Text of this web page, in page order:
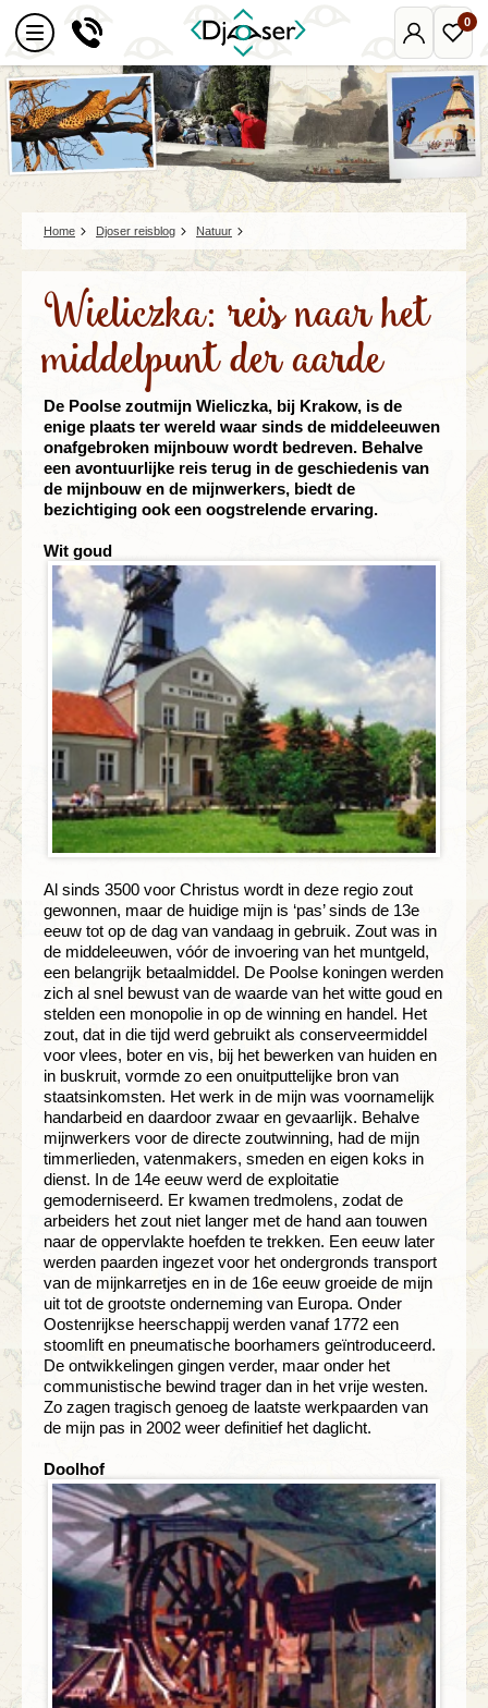
Mijn
Djoser
0
Home Djoser reisblog Natuur
Wieliczka: reis naar het
middelpunt der aarde
De Poolse zoutmijn Wieliczka, bij Krakow, is de
enige plaats ter wereld waar sinds de middeleeuwen
onafgebroken mijnbouw wordt bedreven. Behalve
een avontuurlijke reis terug in de geschiedenis van
de mijnbouw en de mijnwerkers, biedt de
bezichtiging ook een oogstrelende ervaring.
Wit goud
Al sinds 3500 voor Christus wordt in deze regio zout
gewonnen, maar de huidige mijn is ‘pas’ sinds de 13e
eeuw tot op de dag van vandaag in gebruik. Zout was in
de middeleeuwen, vóór de invoering van het muntgeld,
een belangrijk betaalmiddel. De Poolse koningen werden
zich al snel bewust van de waarde van het witte goud en
stelden een monopolie in op de winning en handel. Het
zout, dat in die tijd werd gebruikt als conserveermiddel
voor vlees, boter en vis, bij het bewerken van huiden en
in buskruit, vormde zo een onuitputtelijke bron van
staatsinkomsten. Het werk in de mijn was voornamelijk
handarbeid en daardoor zwaar en gevaarlijk. Behalve
mijnwerkers voor de directe zoutwinning, had de mijn
timmerlieden, vatenmakers, smeden en eigen koks in
dienst. In de 14e eeuw werd de exploitatie
gemoderniseerd. Er kwamen tredmolens, zodat de
arbeiders het zout niet langer met de hand aan touwen
naar de oppervlakte hoefden te trekken. Een eeuw later
werden paarden ingezet voor het ondergronds transport
van de mijnkarretjes en in de 16e eeuw groeide de mijn
uit tot de grootste onderneming van Europa. Onder
Oostenrijkse heerschappij werden vanaf 1772 een
stoomlift en pneumatische boorhamers geïntroduceerd.
De ontwikkelingen gingen verder, maar onder het
communistische bewind trager dan in het vrije westen.
Zo zagen tragisch genoeg de laatste werkpaarden van
de mijn pas in 2002 weer definitief het daglicht.
Doolhof